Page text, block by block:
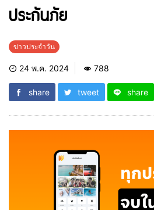
ประกันภัย
ข่าวประจำวัน
24 พ.ค. 2024 788
share tweet share